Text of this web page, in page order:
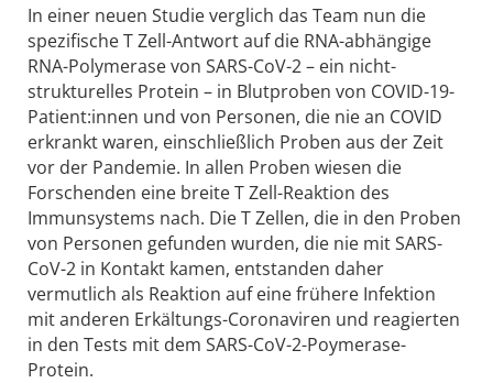
In einer neuen Studie verglich das Team nun die
spezifische T Zell-Antwort auf die RNA-abhängige
RNA-Polymerase von SARS-CoV-2 – ein nicht-
strukturelles Protein – in Blutproben von COVID-19-
Patient:innen und von Personen, die nie an COVID
erkrankt waren, einschließlich Proben aus der Zeit
vor der Pandemie. In allen Proben wiesen die
Forschenden eine breite T Zell-Reaktion des
Immunsystems nach. Die T Zellen, die in den Proben
von Personen gefunden wurden, die nie mit SARS-
CoV-2 in Kontakt kamen, entstanden daher
vermutlich als Reaktion auf eine frühere Infektion
mit anderen Erkältungs-Coronaviren und reagierten
in den Tests mit dem SARS-CoV-2-Poymerase-
Protein.